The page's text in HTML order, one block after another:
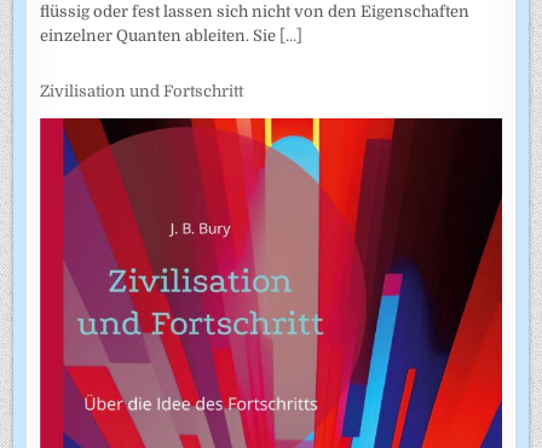
flüssig oder fest lassen sich nicht von den Eigenschaften
einzelner Quanten ableiten. Sie [...]
Zivilisation und Fortschritt